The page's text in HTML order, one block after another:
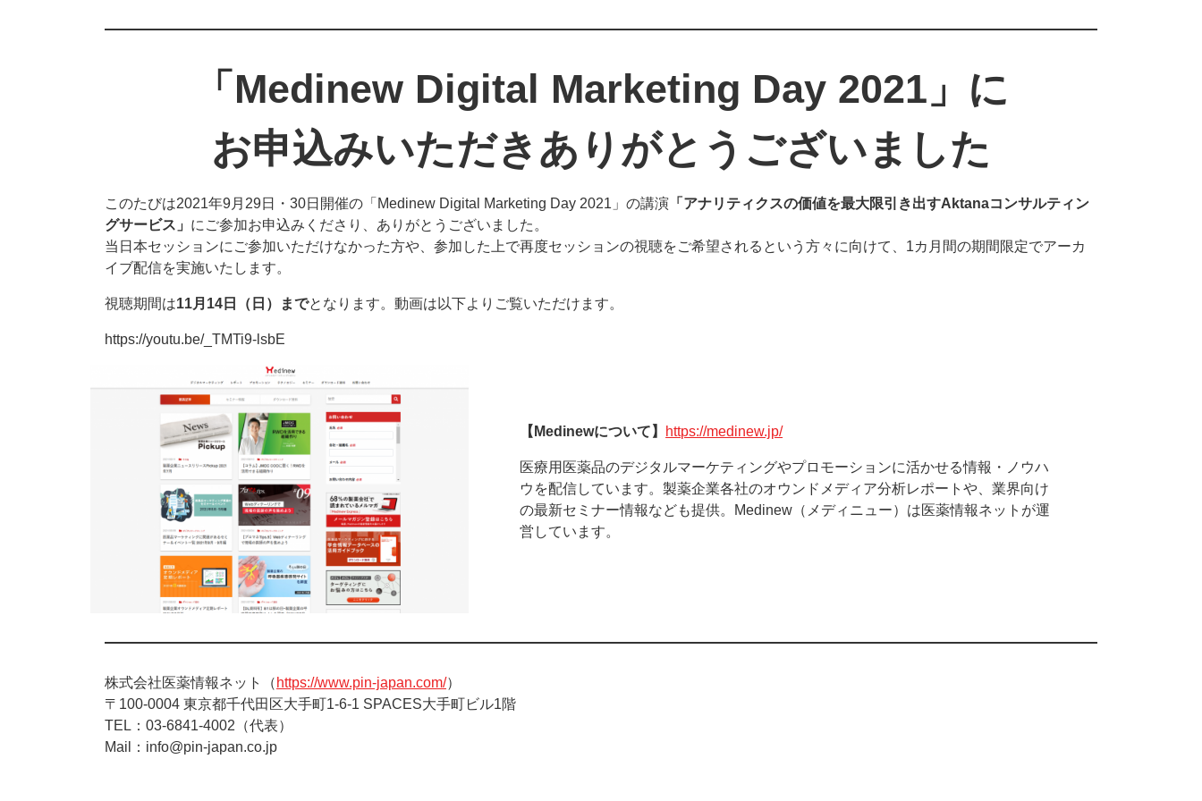
「Medinew Digital Marketing Day 2021」に
お申込みいただきありがとうございました
このたびは2021年9月29日・30日開催の「Medinew Digital Marketing Day 2021」の講演 「アナリティクスの価値を最大限引き出すAktanaコンサルティン
グサービス」 にご参加お申込みくださり、ありがとうございました。
当日本セッションにご参加いただけなかった方や、参加した上で再度セッションの視聴をご希望されるという方々に向けて、1カ月間の期間限定でアーカ
イブ配信を実施いたします。
視聴期間は11月14日（日）までとなります。動画は以下よりご覧いただけます。
https://youtu.be/_TMTi9-lsbE
【Medinewについて】 https://medinew.jp/
医療用医薬品のデジタルマーケティングやプロモーションに活かせる情報・ノウハ
ウを配信しています。製薬企業各社のオウンドメディア分析レポートや、業界向け
の最新セミナー情報なども提供。Medinew（メディニュー）は医薬情報ネットが運
営しています。
株式会社医薬情報ネット（ https://www.pin-japan.com/）
〒100-0004 東京都千代田区大手町1-6-1 SPACES大手町ビル1階
TEL：03-6841-4002（代表）
Mail：info@pin-japan.co.jp